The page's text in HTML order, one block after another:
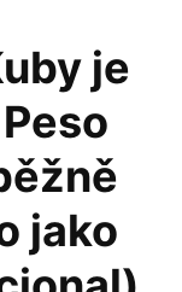
je
jako